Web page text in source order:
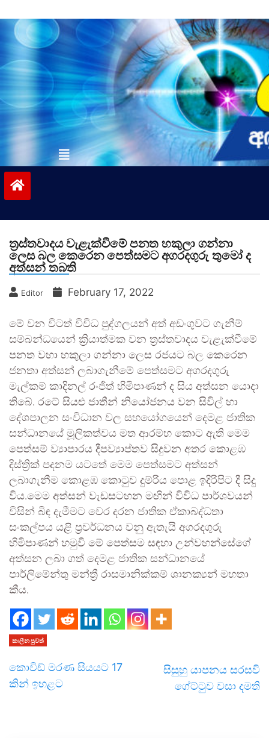
to
contentvinivida.lk
ත්‍රස්තවාදය වැළැක්වීමේ පනත හකුලා ගන්නා
ලෙස බල කෙරෙන පෙත්සමට අගරදගුරු තුමෝ ද
අත්සන් තබති
Editor February 17, 2022
මේ වන විටත් විවිධ පුද්ගලයන් අත් අඩංගුවට ගැනීම්
සම්බන්ධයෙන් ක්‍රියාත්මක වන ත්‍රස්තවාදය වැළැක්වීමේ
පනත වහා හකුලා ගන්නා ලෙස රජයට බල කෙරෙන
ජනතා අත්සන් ලබාගැනීමේ පෙත්සමට අගරදගුරු
මැල්කම් කාදිනල් රංජිත් හිමිපාණන් ද සිය අත්සන යොදා
තිබේ. රටේ සියළු ජාතීන් නියෝජනය වන සිවිල් හා
දේශපාලන සංවිධාන වල සහයෝගයෙන් දෙමළ ජාතික
සන්ධානයේ මූලිකත්වය මත ආරම්භ කොට ඇති මෙම
පෙත්සම් ව්‍යාපාරය දීපව්‍යාප්තව සිදුවන අතර කොළඹ
දිස්ත්‍රික් පදනම යටතේ මෙම පෙත්සමට අත්සන්
ලබාගැනීම කොළඹ කොටුව දුම්රිය පොළ ඉදිරිපිට දී සිදු
විය.මෙම අත්සන් වැඩසටහන මඟින් විවිධ පාර්ශවයන්
විසින් බිඳ දැමීමට වෙර දරන ජාතික ඒකාබද්ධතා
සංකල්පය යළි ප්‍රවර්ධනය වනු ඇතැයි අගරදගුරු
හිමිපාණන් හමුවී මේ පෙත්සම සඳහා උන්වහන්සේගේ
අත්සන ලබා ගත් දෙමළ ජාතික සන්ධානයේ
පාර්ලිමේන්තු මන්ත්‍රී රාසමානික්කම් ශානක්‍යන් මහතා
කීය.
කාලීන පුවත්
කොවිඩ් මරණ සියයට 17
කින් ඉහළට
සිසුහු යාපනය සරසවි
ගේට්ටුව වසා දමති